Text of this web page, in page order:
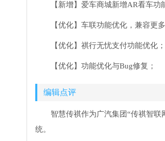
【新增】爱车商城新增AR看车功
【优化】车联功能优化，兼容更
【优化】祺行无忧支付功能优化；
【优化】功能优化与Bug修复；
编辑点评
智慧传祺作为广汽集团“传祺智
统。